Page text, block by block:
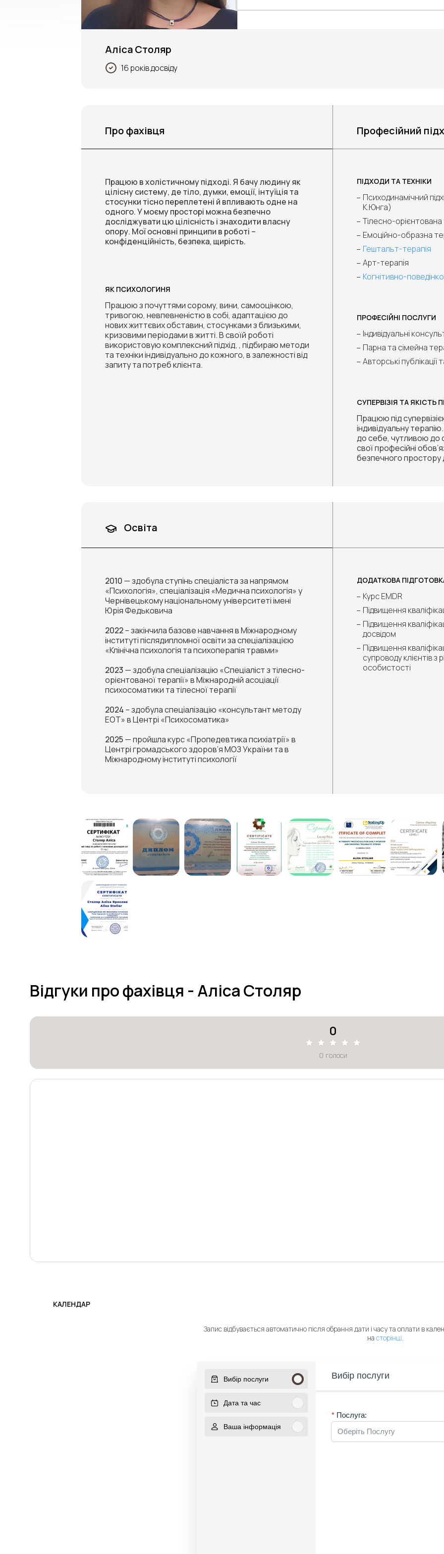
Аліса Столяр
16 років досвіду
Про фахівця
Працюю в холістичному підході. Я бачу людину як
цілісну систему, де тіло, думки, емоції, інтуїція та
стосунки тісно переплетені й впливають одне на
одного. У моєму просторі можна безпечно
досліджувати цю цілісність і знаходити власну
опору. Мої основні принципи в роботі –
конфіденційність, безпека, щирість.
ЯК ПСИХОЛОГИНЯ
Працюю з почуттями сорому, вини, самооцінкою,
тривогою, невпевненістю в собі, адаптацією до
нових життєвих обставин, стосунками з близькими,
кризовими періодами в житті. В своїй роботі
використовую комплексний підхід, , підбираю методи
та техніки індивідуально до кожного, в залежності від
запиту та потреб клієнта.
Професійний
ПІДХОДИ ТА ТЕХНІКИ
Психодинамічний
К.Юнга)
Тілесно-орієнтована
Емоційно-образна
Гештальт-терапія
Арт-терапія
Когнітивно-
ПРОФЕСІЙНІ ПОСЛУГИ
Індивідуальні
Парна та сімейна
Авторські публікації
СУПЕРВІЗІЯ ТА ЯКІСТЬ
Працюю під
індивідуальну
до себе, чутливою до
свої професійні
безпечного простору
Освіта
2010 — здобула ступінь спеціаліста за напрямом
«Психологія», спеціалізація «Медична психологія» у
Чернівецькому національному університеті імені
Юрія Федьковича
2022– закінчила базове навчання в Міжнародному
інституті післядипломної освіти за спеціалізацією
«Клінічна психологія та психоперапія травми»
2023 — здобула спеціалізацію «Спеціаліст з тілесно-
орієнтованої терапії» в Міжнародній асоціації
психосоматики та тілесної терапії
2024 – здобула спеціалізацію «консультант методу
ЕОТ» в Центрі «Психосоматика»
2025 — пройшла курс «Пропедевтика психіатрії» в
Центрі громадського здоров’я МОЗ України та в
Міжнародному інституті психології
ДОДАТКОВА
Курс EMDR
Підвищення
Підвищення
досвідом
Підвищення
супроводу клієнтів
особистості
Відгуки про фахівця - Аліса Столяр
0
0 голоси
КАЛЕНДАР
Запис відбувається автоматично після обрання дати і часу та оплати в
на сторінці.
Вибір послуги
Дата та час
Ваша інформація
Вибір послуги
Послуга:
Оберіть Послугу